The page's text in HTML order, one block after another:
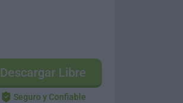
Descargar Libre
Seguro y Confiable